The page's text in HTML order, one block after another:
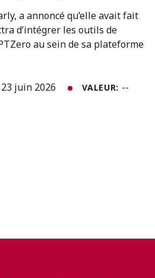
a annoncé qu’elle avait fait
d’intégrer les outils de
au sein de sa plateforme
23 juin 2026 VALEUR: --